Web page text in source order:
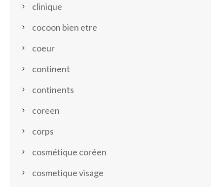
clinique
cocoon bien etre
coeur
continent
continents
coreen
corps
cosmétique coréen
cosmetique visage